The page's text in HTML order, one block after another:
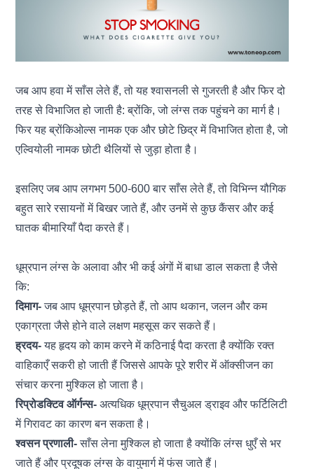
जब आप हवा में साँस लेते हैं, तो यह श्वासनली से गुजरती है और फिर दो
तरह से विभाजित हो जाती है: ब्रोंकि, जोलंग्सतक पहुंचने का मार्ग है।
फिर यह ब्रोंकिओल्स नामक एक और छोटे छिद्र में विभाजित होता है, जो
एल्वियोली नामक छोटी थैलियों से जुड़ा होता है।
इसलिए जब आप लगभग 500-600 बार साँस लेते हैं, तो विभिन्न यौगिक
बहुत सारे रसायनों में बिखर जाते हैं, और उनमें से कुछ कैंसर और कई
घातक बीमारियाँ पैदा करते हैं।
धूम्रपान लंग्स के अलावा और भी कई अंगों में बाधा डाल सकता है जैसे
कि:
दिमाग-जब आप धूम्रपान छोड़ते हैं, तो आप थकान, जलन और कम
एकाग्रता जैसे होने वाले लक्षण महसूस कर सकते हैं।
ह्रदय-यह हृदय को काम करने में कठिनाई पैदा करता है क्योंकि रक्त
वाहिकाएँ सकरी हो जाती हैं जिससे आपके पूरे शरीर में ऑक्सीजन का
संचार करना मुश्किल हो जाता है।
रिप्रोडक्टिव ऑर्गन्स-अत्यधिक धूम्रपान सैचुअल ड्राइव और फर्टिलिटी
में गिरावट का कारण बन सकता है।
श्वसन प्रणाली-साँस लेना मुश्किल हो जाता है क्योंकि लंग्स धुएँ से भर
जाते हैं और प्रदूषक लंग्स के वायुमार्ग में फंस जाते हैं।